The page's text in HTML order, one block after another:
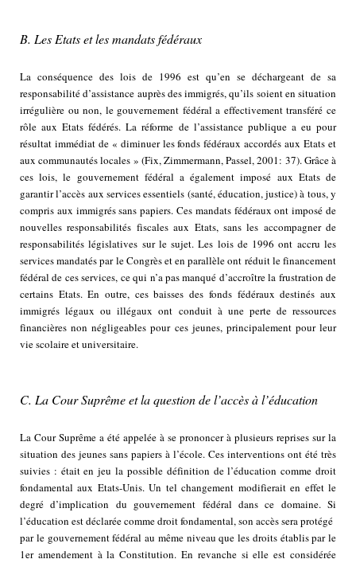
B. Les Etats et les mandats fédéraux
La conséquence des lois de 1996 est qu’en se déchargeant de sa
responsabilité d’assistance auprès des immigrés, qu’ils soient en situation
irrégulière ou non, le gouvernement fédéral a effectivement transféré ce
rôle aux Etats fédérés. La réforme de l’assistance publique a eu pour
résultat immédiat de « diminuer les fonds fédéraux accordés aux Etats et
aux communautés locales » (Fix, Zimmermann, Passel, 2001: 37). Grâce à
ces lois, le gouvernement fédéral a également imposé aux Etats de
garantir l’accès aux services essentiels (santé, éducation, justice) à tous, y
compris aux immigrés sans papiers. Ces mandats fédéraux ont imposé de
nouvelles responsabilités fiscales aux Etats, sans les accompagner de
responsabilités législatives sur le sujet. Les lois de 1996 ont accru les
services mandatés par le Congrès et en parallèle ont réduit le financement
fédéral de ces services, ce qui n’a pas manqué d’accroître la frustration de
certains Etats. En outre, ces baisses des fonds fédéraux destinés aux
immigrés légaux ou illégaux ont conduit à une perte de ressources
financières non négligeables pour ces jeunes, principalement pour leur
vie scolaire et universitaire.
C. La Cour Suprême et la question de l’accès à l’éducation
La Cour Suprême a été appelée à se prononcer à plusieurs reprises sur la
situation des jeunes sans papiers à l’école. Ces interventions ont été très
suivies : était en jeu la possible définition de l’éducation comme droit
fondamental aux Etats-Unis. Un tel changement modifierait en effet le
degré d’implication du gouvernement fédéral dans ce domaine. Si
l’éducation est déclarée comme droit fondamental, son accès sera protégé
par le gouvernement fédéral au même niveau que les droits établis par le
1er amendement à la Constitution. En revanche si elle est considérée